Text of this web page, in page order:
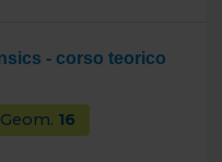
- corso teorico
Geom. 16